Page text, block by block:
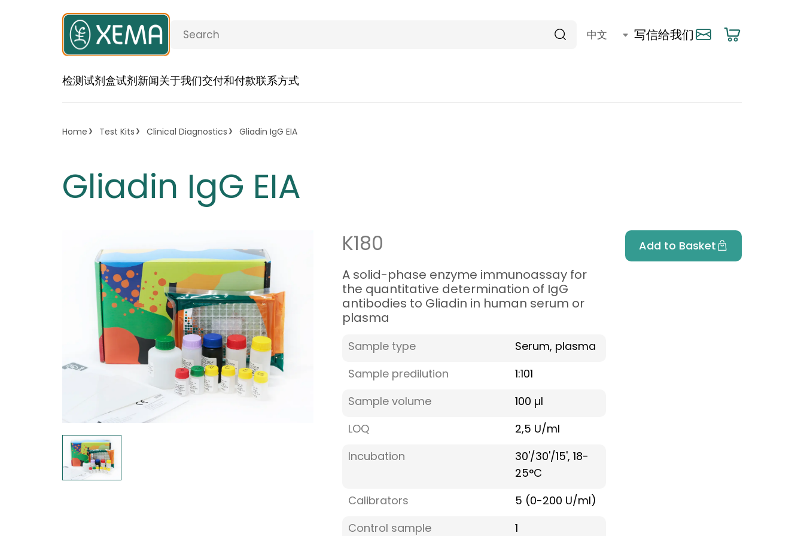
写信给我们
检测试剂盒试剂新闻关于我们交付和付款联系方式
Home Test Kits Clinical Diagnostics Gliadin IgG EIA
Gliadin IgG EIA
K180
A solid-phase enzyme immunoassay for
the quantitative determination of IgG
antibodies to Gliadin in human serum or
plasma
Add to Basket
Sample type
Serum, plasma
Sample predilution
1:101
Sample volume
100 µl
LOQ
2,5 U/ml
Incubation
30'/30'/15', 18-
25°C
Calibrators
5 (0-200 U/ml)
Control sample
1